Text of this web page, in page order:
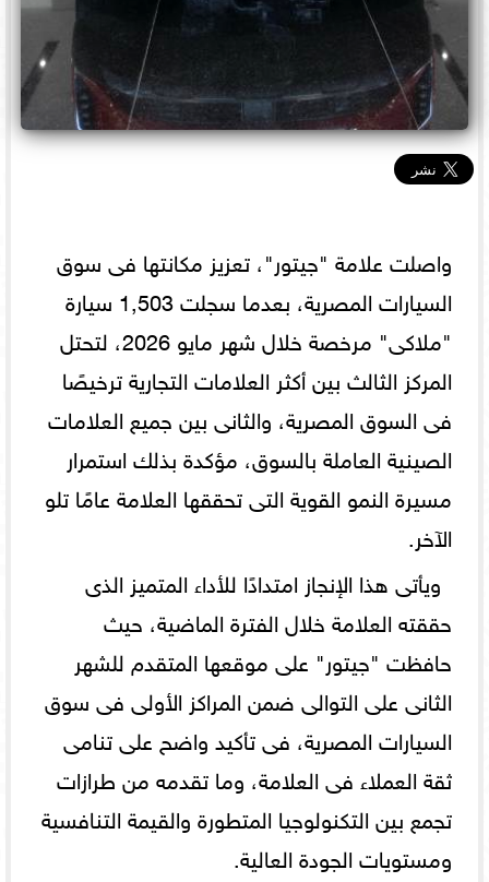
واصلت علامة "جيتور"، تعزيز مكانتها فى سوق
السيارات المصرية، بعدما سجلت 1,503 سيارة
"ملاكى" مرخصة خلال شهر مايو 2026، لتحتل
المركز الثالث بين أكثر العلامات التجارية ترخيصًا
فى السوق المصرية، والثانى بين جميع العلامات
الصينية العاملة بالسوق، مؤكدة بذلك استمرار
مسيرة النمو القوية التى تحققها العلامة عامًا تلو
الآخر.
ويأتى هذا الإنجاز امتدادًا للأداء المتميز الذى
حققته العلامة خلال الفترة الماضية، حيث
حافظت "جيتور" على موقعها المتقدم للشهر
الثانى على التوالى ضمن المراكز الأولى فى سوق
السيارات المصرية، فى تأكيد واضح على تنامى
ثقة العملاء فى العلامة، وما تقدمه من طرازات
تجمع بين التكنولوجيا المتطورة والقيمة التنافسية
ومستويات الجودة العالية.